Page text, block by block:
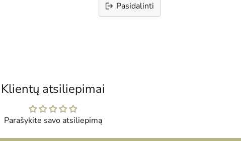
Pasidalinti
Klientų atsiliepimai
Parašykite savo atsiliepimą